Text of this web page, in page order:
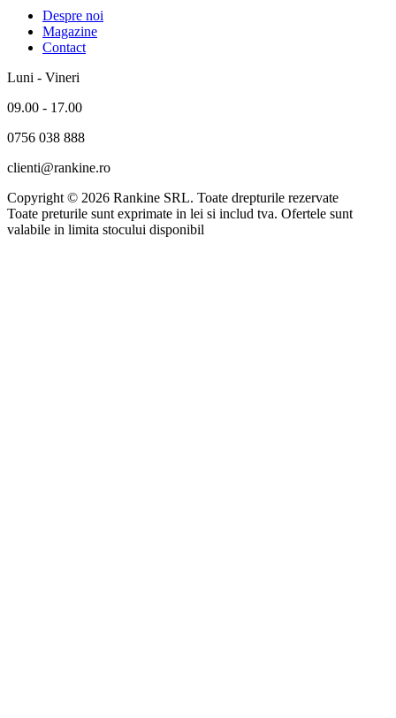
Despre noi
Magazine
Contact
Luni - Vineri
09.00 - 17.00
0756 038 888
clienti@rankine.ro
Copyright © 2026 Rankine SRL. Toate drepturile rezervate
Toate preturile sunt exprimate in lei si includ tva. Ofertele sunt
valabile in limita stocului disponibil